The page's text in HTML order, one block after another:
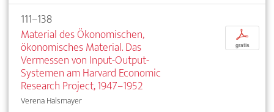
111–138
Material des Ökonomischen,
ökonomisches Material. Das
Vermessen von Input-Output-
Systemen am Harvard Economic
Research Project, 1947–1952
Verena Halsmayer
p
gratis